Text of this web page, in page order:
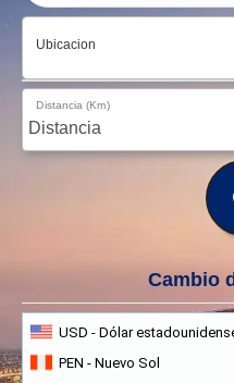
Ubicacion
Distancia (Km)
Cambio
USD - Dólar
PEN - Nuevo Sol